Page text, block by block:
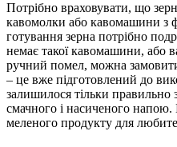
Потрібно враховувати, що
кавомолки або кавомашини з
готування зерна потрібно
немає такої кавомашини, або
ручний помел, можна
– це вже підготовлений до
залишилося тільки правильно
смачного і насиченого напою.
меленого продукту для